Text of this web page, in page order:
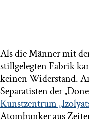
Als die Männer mit
stillgelegten Fabrik
keinen Widerstand.
Separatisten der
Kunstzentrum
Atombunker aus